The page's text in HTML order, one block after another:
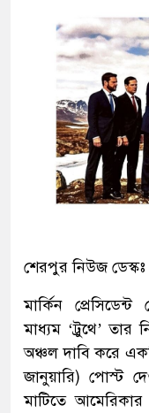
শেরপুর নিউজ ডেস্কঃ
মার্কিন
মাধ্যম ‘ট্রুথে’ তার
অঞ্চল দাবি করে
জানুয়ারি) পোস্ট
মাটিতে